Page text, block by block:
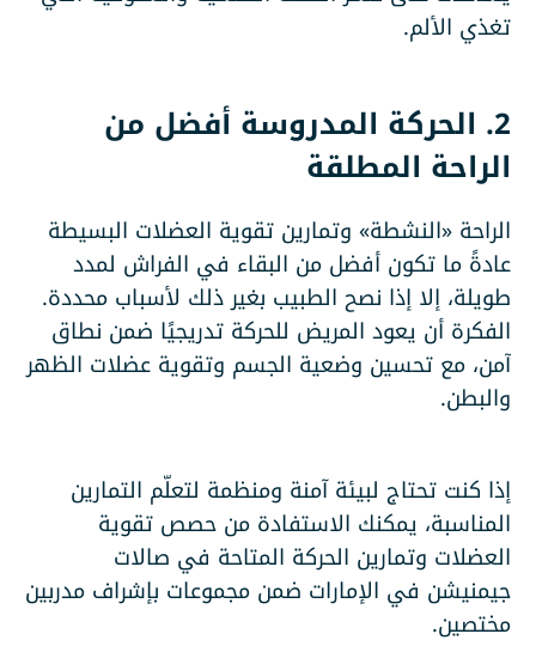
تغذي الألم.
2. الحركة المدروسة أفضل من
الراحة المطلقة
الراحة «النشطة» وتمارين تقوية العضلات البسيطة
عادةً ما تكون أفضل من البقاء في الفراش لمدد
طويلة، إلا إذا نصح الطبيب بغير ذلك لأسباب محددة.
الفكرة أن يعود المريض للحركة تدريجيًا ضمن نطاق
آمن، مع تحسين وضعية الجسم وتقوية عضلات الظهر
والبطن.
إذا كنت تحتاج لبيئة آمنة ومنظمة لتعلّم التمارين
المناسبة، يمكنك الاستفادة من حصص تقوية
العضلات وتمارين الحركة المتاحة في صالات
جيمنيشن في الإمارات ضمن مجموعات بإشراف مدربين
مختصين.